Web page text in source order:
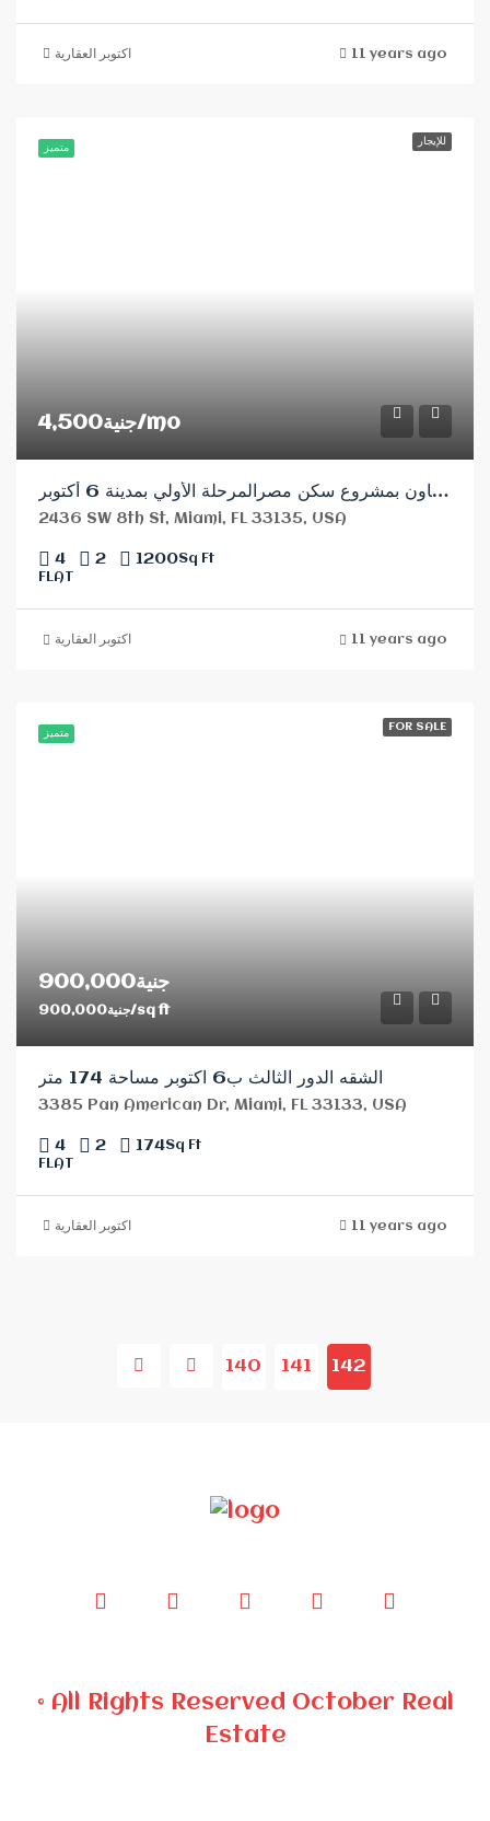
اكتوبر العقارية 11 years ago
متميز
للإيجار
جنية4,500/mo
الداون تاون بمشروع سكن مصرالمرحلة الأولي بمدينة 6 أكتوبر
2436 SW 8th St, Miami, FL 33135, USA
4 2 1200Sq Ft
FLAT
اكتوبر العقارية 11 years ago
متميز
FOR SALE
جنية900,000
جنية900,000/sq ft
الشقه الدور الثالث ب6 اكتوبر مساحة 174 متر
3385 Pan American Dr, Miami, FL 33133, USA
4 2 174Sq Ft
FLAT
اكتوبر العقارية 11 years ago
140 141 142
© All Rights Reserved October Real
Estate